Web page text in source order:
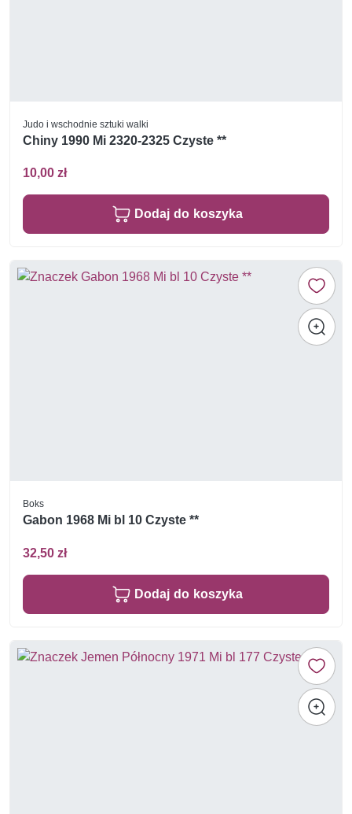
Judo i wschodnie sztuki walki
Chiny 1990 Mi 2320-2325 Czyste **
10,00 zł
Dodaj do koszyka
Boks
Gabon 1968 Mi bl 10 Czyste **
32,50 zł
Dodaj do koszyka